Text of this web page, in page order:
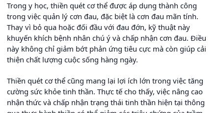
Trong y học, thiền quét cơ thể được áp dụng thành công
trong việc quản lý cơn đau, đặc biệt là cơn đau mãn tính.
Thay vì bỏ qua hoặc đối đầu với đau đớn, kỹ thuật này
khuyến khích bệnh nhân chú ý và chấp nhận cơn đau. Điều
này không chỉ giảm bớt phản ứng tiêu cực mà còn giúp cải
thiện chất lượng cuộc sống hàng ngày.
Thiền quét cơ thể cũng mang lại lợi ích lớn trong việc tăng
cường sức khỏe tinh thần. Thực tế cho thấy, việc nâng cao
nhận thức và chấp nhận trạng thái tinh thần hiện tại thông